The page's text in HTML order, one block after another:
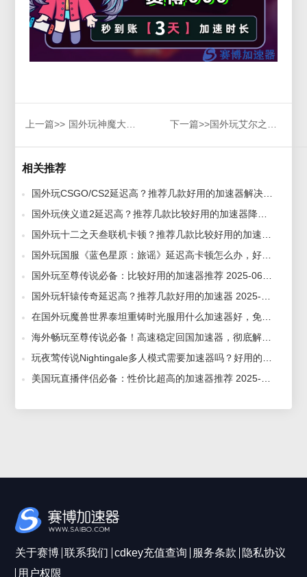
上一篇>> 国外玩神魔大陆卡顿？留学党亲测稳定加速器，告别高ping烦恼 下一篇>>国外玩艾尔之光需不需要加速器？全面攻略解决海外回国网络问题！
相关推荐
关于赛博 联系我们 cdkey充值查询 服务条款
隐私协议
用户权限